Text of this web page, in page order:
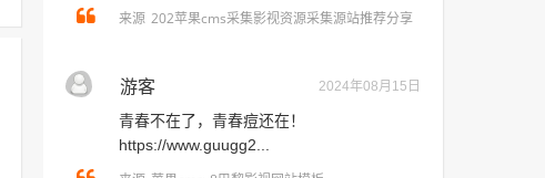
来源 202苹果cms采集影视资源采集源站推荐分享
游客 2024年08月15日
青春不在了，青春痘还在！
https://www.guugg2...